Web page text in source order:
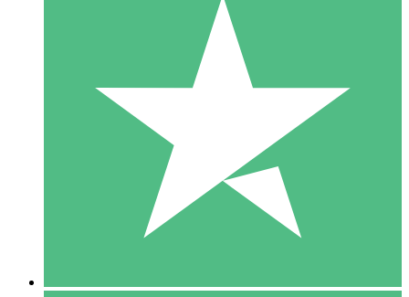
Individuelle Credit-Pakete
Zahlen Sie nach Bedarf mit Download-Credits. Keine
monatliche Verpflichtung erforderlich.
10 00